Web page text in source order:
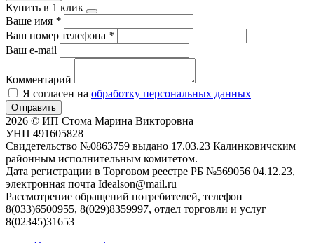
Купить в 1 клик
Ваше имя *
Ваш номер телефона *
Ваш e-mail
Комментарий
Я согласен на обработку персональных данных
Отправить
2026 © ИП Стома Марина Викторовна
УНП 491605828
Свидетельство №0863759 выдано 17.03.23 Калинковичским
районным исполнительным комитетом.
Дата регистрации в Торговом реестре РБ №569056 04.12.23,
электронная почта Idealson@mail.ru
Рассмотрение обращений потребителей, телефон
8(033)6500955, 8(029)8359997, отдел торговли и услуг
8(02345)31653